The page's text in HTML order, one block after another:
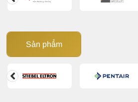
Sản phẩm